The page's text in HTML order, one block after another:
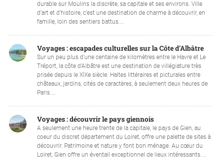
durable sur Moulins la discrète, sa capitale et ses environs. Ville
d’art et d’histoire, c’est une destination de charme à découvrir, en
famille, loin des sentiers battus....
Voyages : escapades culturelles sur la Côte d’Albâtre
Sur un peu plus d’une centaine de kilomètres entre le Havre et Le
Tréport, la côte d’Albâtre est une destination de villégiature très
prisée depuis le XIXe siècle. Haltes littéraires et picturales entre
châteaux, jardins, cités de caractères, à seulement deux heures de
Paris....
Voyages : découvrir le pays giennois
A seulement une heure trente de la capitale, le pays de Gien, au
coeur du discret département du Loiret, offre une palette de sites à
découvrir. Patrimoine et nature y font bon ménage. Au cœur du
Loiret, Gien offre un éventail exceptionnel de lieux intéressants....